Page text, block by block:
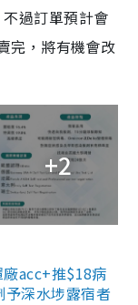
過訂單預計會
完，將有機會改
+2
acc+推$18病
深水埗露宿者